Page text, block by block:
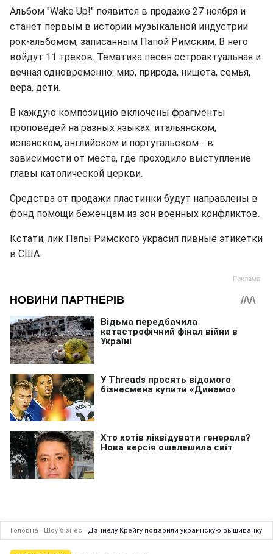
Альбом "Wake Up!" появится в продаже 27 ноября и
станет первым в истории музыкальной индустрии
рок-альбомом, записанным Папой Римским. В него
войдут 11 треков. Тематика песен остроактуальная и
вечная одновременно: мир, природа, нищета, семья,
вера, дети.
В каждую композицию включены фрагменты
проповедей на разных языках: итальянском,
испанском, английском и португальском - в
зависимости от места, где проходило выступление
главы католической церкви.
Средства от продажи пластинки будут направлены в
фонд помощи беженцам из зон военных конфликтов.
Кстати, лик Папы Римского украсил пивные этикетки
в США.
Головна › Шоу бізнес › Дэниелу Крейгу подарили украинскую вышиванку